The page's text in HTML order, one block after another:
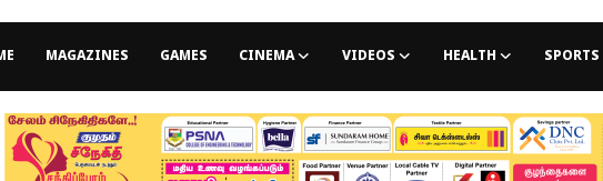
MAGAZINES GAMES CINEMA VIDEOS HEALTH SPORTS